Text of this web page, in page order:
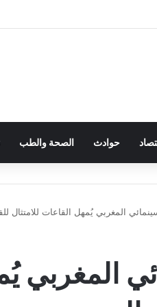
حوادث الصحة والطب
المغربي يُمهل القاعات للامتثال
المغربي